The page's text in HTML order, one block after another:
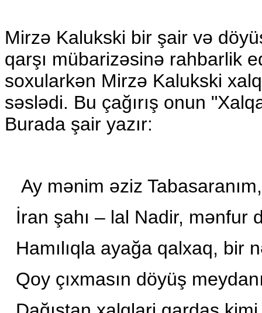
Mirzə Kalukski bir şair və
qarşı mübarizəsinə rahbarlik
soxularkən Mirzə Kalukski
səslədi. Bu çağırış onun
Burada şair yazır:
Ay mənim əziz
İran şahı – lal Nadir, mənfur
Hamılıqla ayağa qalxaq, bir
Qoy çıxmasın döyüş